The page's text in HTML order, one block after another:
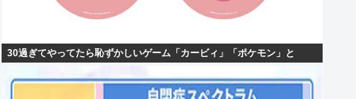
30過ぎてやってたら恥ずかしいゲーム「カービィ」「ポケモン」と